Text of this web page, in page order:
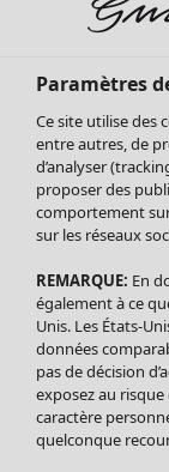
Soldes Vêtements
Tous les
Robes
Tuniques
Blouses
Tops
Gilets
Pantalon
Jupes
Paramètres
Ce site utilise des
entre autres, de
d’analyser
proposer des
comportement
sur les réseaux
REMARQUE: En
également à ce
Unis. Les États-
données
pas de décision
exposez au
caractère
quelconque